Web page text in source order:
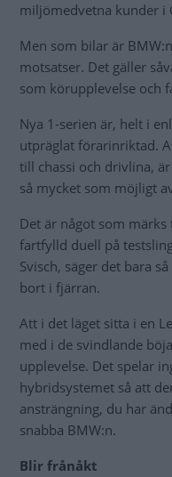
miljömedvetna kunder i
Men som bilar är
motsatser. Det gäller
som körupplevelse och
Nya 1-serien är, helt i
utpräglat förarinriktad.
till chassi och drivlina,
så mycket som möjligt
Det är något som
fartfylld duell på
Svisch, säger det bara
bort i fjärran.
Att i det läget sitta i en
med i de svindlande
upplevelse. Det spelar
hybridsystemet så att
ansträngning, du har
snabba BMW:n.
Blir frånåkt